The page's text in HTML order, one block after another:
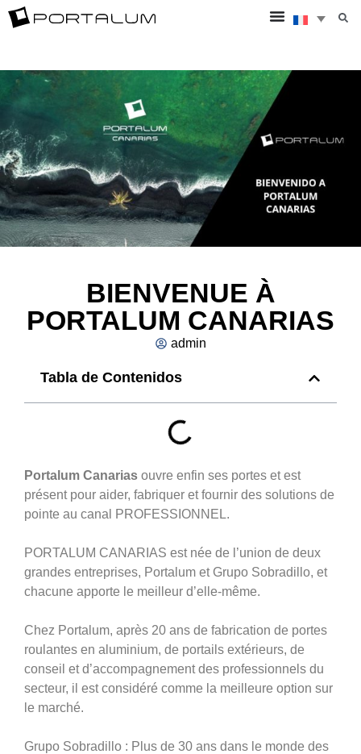
BIENVENUE À
PORTALUM CANARIAS
admin
Tabla de Contenidos
Portalum Canarias ouvre enfin ses portes et est
présent pour aider, fabriquer et fournir des solutions de
pointe au canal PROFESSIONNEL.
PORTALUM CANARIAS est née de l’union de deux
grandes entreprises, Portalum et Grupo Sobradillo, et
chacune apporte le meilleur d’elle-même.
Chez Portalum, après 20 ans de fabrication de portes
roulantes en aluminium, de portails extérieurs, de
conseil et d’accompagnement des professionnels du
secteur, il est considéré comme la meilleure option sur
le marché.
Grupo Sobradillo : Plus de 30 ans dans le monde des